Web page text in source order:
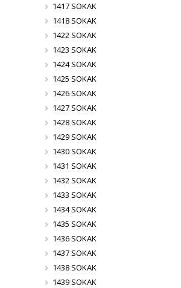
1417 SOKAK
1418 SOKAK
1422 SOKAK
1423 SOKAK
1424 SOKAK
1425 SOKAK
1426 SOKAK
1427 SOKAK
1428 SOKAK
1429 SOKAK
1430 SOKAK
1431 SOKAK
1432 SOKAK
1433 SOKAK
1434 SOKAK
1435 SOKAK
1436 SOKAK
1437 SOKAK
1438 SOKAK
1439 SOKAK